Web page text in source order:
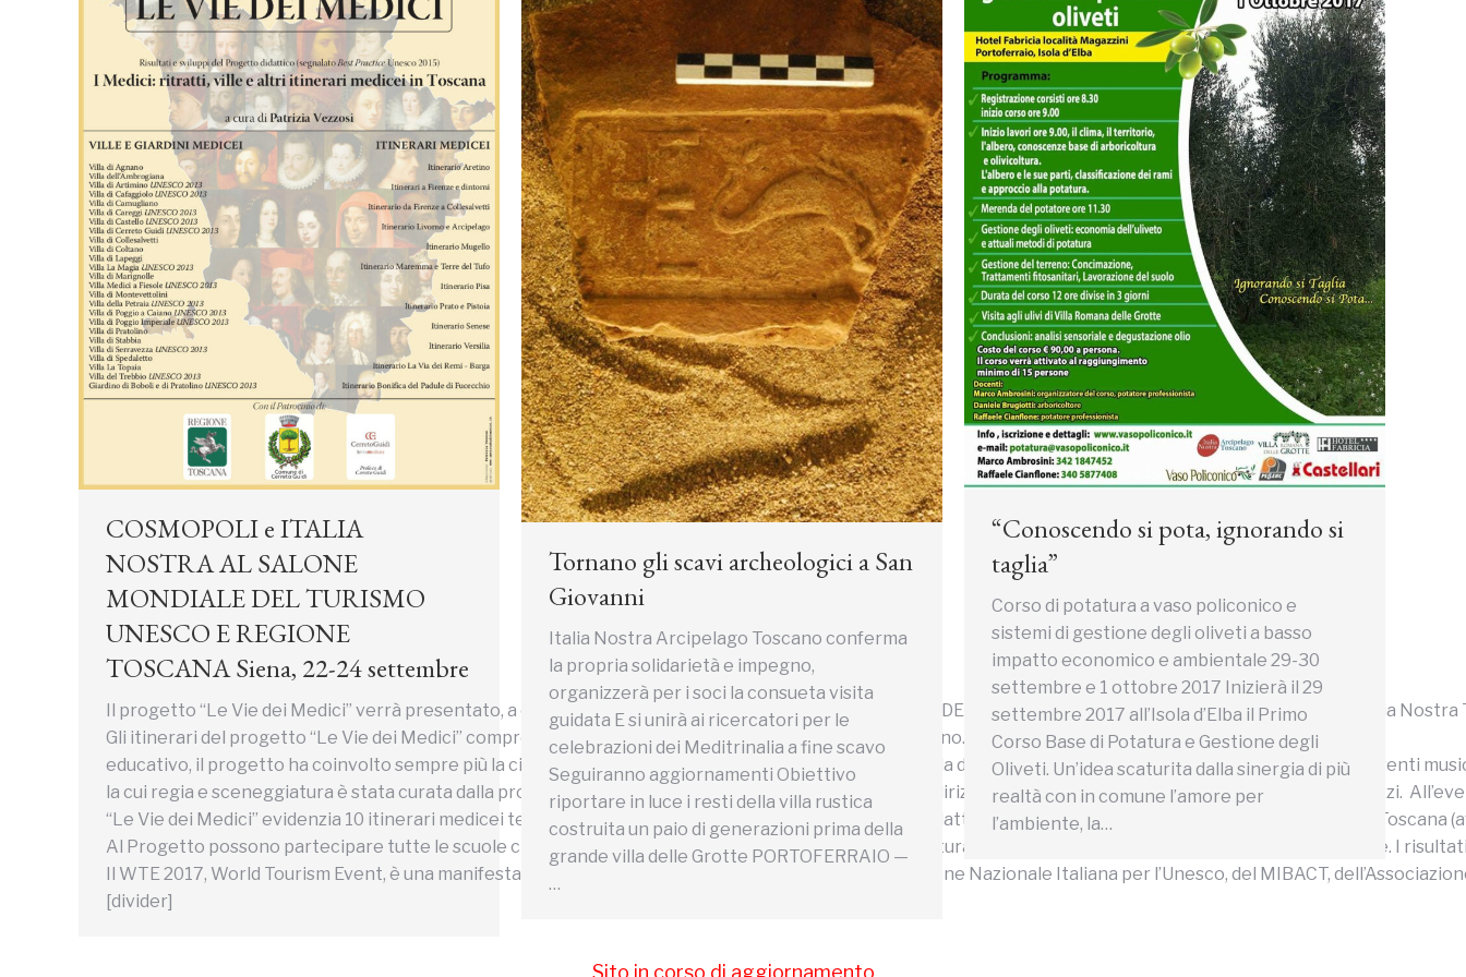
COSMOPOLI e ITALIA
NOSTRA AL SALONE
MONDIALE DEL TURISMO
UNESCO E REGIONE
TOSCANA Siena, 22-24 settembre
Il progetto “Le Vie dei Medici” verrà presentato, a cura della Regione Toscana al SALONE MONDIALE DEL TURISMO UNESCO e con la partecipazione di Italia
Gli itinerari del progetto “Le Vie dei Medici” comprendono da due anni Cosmopoli e l’Arcipelago Toscano. Avviato in ambito scolastico
educativo, il progetto ha coinvolto sempre più la cittadinanza, l’Amministrazione, le associazioni. L’isola d’Elba si è candidata per due anni consecutivi con eventi
la cui regia e sceneggiatura è stata curata dalla prof.ssa Patrizia Balestri, con la collaborazione dell’indirizzo musicale coordinato dalla prof.ssa Chiara Galliozzi.
“Le Vie dei Medici” evidenzia 10 itinerari medicei tematici portando a sintesi i risultati del Progetto didattico I Medici: ritratti, ville e altri itinerari medicei in
Al Progetto possono partecipare tutte le scuole che desiderano valorizzare il proprio patrimonio culturale e il proprio territorio in sinergia con altre scuole. I
Il WTE 2017, World Tourism Event, è una manifestazione organizzata con il patrocinio della Commissione Nazionale Italiana per l’Unesco, del MIBACT,
[divider]
Tornano gli scavi archeologici a San
Giovanni
Italia Nostra Arcipelago Toscano conferma
la propria solidarietà e impegno,
organizzerà per i soci la consueta visita
guidata E si unirà ai ricercatori per le
celebrazioni dei Meditrinalia a fine scavo
Seguiranno aggiornamenti Obiettivo
riportare in luce i resti della villa rustica
costruita un paio di generazioni prima della
grande villa delle Grotte PORTOFERRAIO —
…
“Conoscendo si pota, ignorando si
taglia”
Corso di potatura a vaso policonico e
sistemi di gestione degli oliveti a basso
impatto economico e ambientale 29-30
settembre e 1 ottobre 2017 Inizierà il 29
settembre 2017 all’Isola d’Elba il Primo
Corso Base di Potatura e Gestione degli
Oliveti. Un’idea scaturita dalla sinergia di più
realtà con in comune l’amore per
l’ambiente, la…